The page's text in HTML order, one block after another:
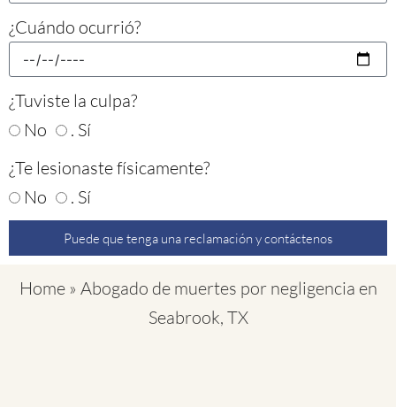
¿Cuándo ocurrió?
¿Tuviste la culpa?
No
. Sí
¿Te lesionaste físicamente?
No
. Sí
Puede que tenga una reclamación y contáctenos
Home» Abogado de muertes por negligencia en
Seabrook, TX